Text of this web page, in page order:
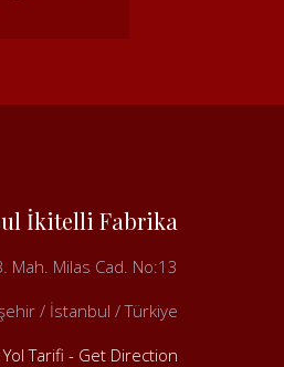
İkitelli Fabrika
Mah. Milas Cad. No:13
/ İstanbul / Türkiye
Yol Tarifi - Get Direction